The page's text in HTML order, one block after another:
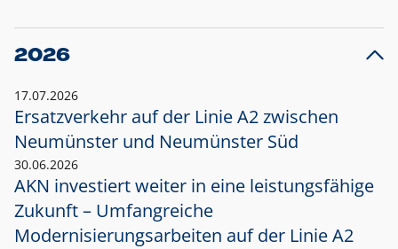
2026
17.07.2026
Ersatzverkehr auf der Linie A2 zwischen
Neumünster und Neumünster Süd
30.06.2026
AKN investiert weiter in eine leistungsfähige
Zukunft – Umfangreiche
Modernisierungsarbeiten auf der Linie A2